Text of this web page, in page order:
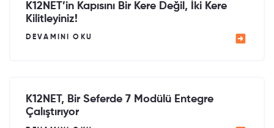
K12NET’in Kapısını Bir Kere Değil, İki Kere
Kilitleyiniz!
DEVAMINI OKU
K12NET, Bir Seferde 7 Modülü Entegre
Çalıştırıyor